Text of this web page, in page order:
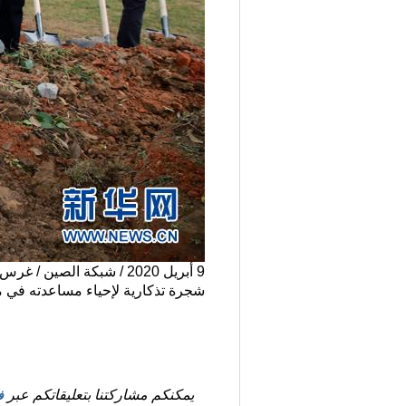
9 أبريل 2020 / شبكة
شجرة تذكارية لإحياء مساعدته
يمكنكم مشاركتنا بتعليقاتكم عبر